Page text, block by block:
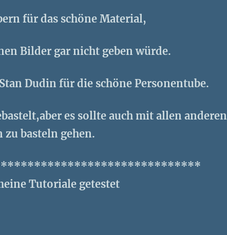
für das schöne Material,
Bilder gar nicht geben würde.
Dudin für die schöne Personentube.
es sollte auch mit allen anderen
zu basteln gehen.
Tutoriale getestet